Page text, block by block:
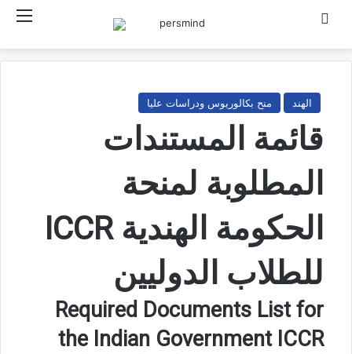
الهند منح بكالوريوس ودراسات عليا
قائمة المستندات
المطلوبة لمنحة
الحكومة الهندية ICCR
للطلاب الدوليين
Required Documents List for
the Indian Government ICCR